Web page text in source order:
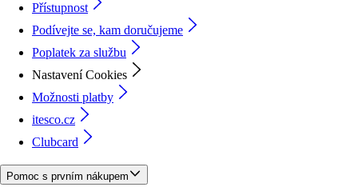
Přístupnost
Podívejte se, kam doručujeme
Poplatek za službu
Nastavení Cookies
Možnosti platby
itesco.cz
Clubcard
Pomoc s prvním nákupem